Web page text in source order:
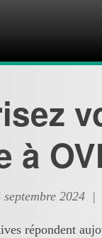
à
2024 |
répondent